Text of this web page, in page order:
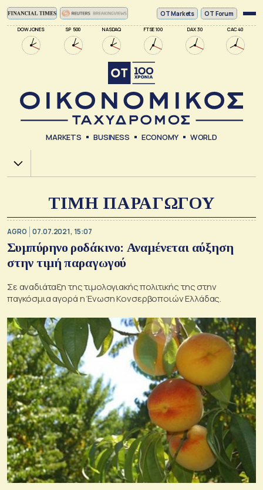
DOW JONES SP 500 NASDAQ FTSE 100 DAX 30 CAC 40
ΟΤ Markets OT Forum
MARKETS BUSINESS ECONOMY WORLD
Χ.Α.
ΤΙΜΗ ΠΑΡΑΓΩΓΟΥ
AGRO 07.07.2021, 15:07
Συμπύρηνο ροδάκινο: Αναμένεται αύξηση
στην τιμή παραγωγού
Σε αναδιάταξη της τιμολογιακής πολιτικής της στην
παγκόσμια αγορά η Ένωση Κονσερβοποιών Ελλάδας.